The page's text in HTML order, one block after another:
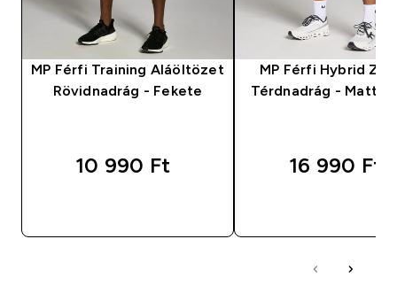
MP Férfi Training Aláöltözet
Rövidnadrág - Fekete
10 990 Ft‎
MP Férfi Hybrid
Térdnadrág - Matt
16 990 Ft‎